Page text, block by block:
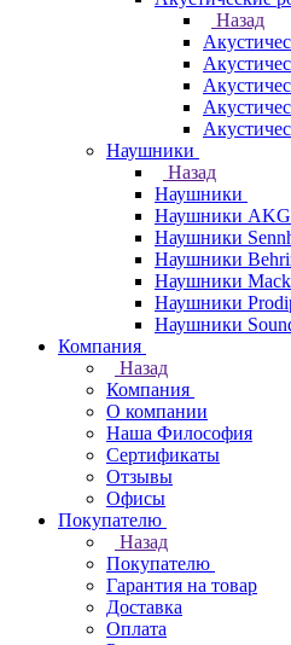
Назад
Наушники
Назад
Наушники
Наушники AKG
Наушники
Наушники
Наушники
Наушники
Наушники
Компания
Назад
Компания
О компании
Наша Философия
Сертификаты
Отзывы
Офисы
Покупателю
Назад
Покупателю
Гарантия на товар
Доставка
Оплата